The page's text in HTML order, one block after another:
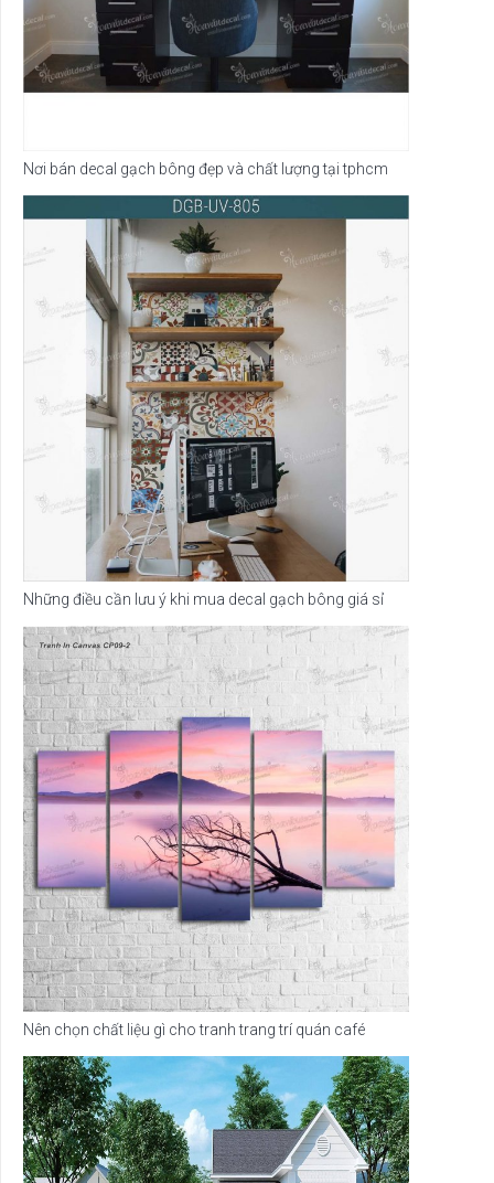
Nơi bán decal gạch bông đẹp và chất lượng tại tphcm
Những điều cần lưu ý khi mua decal gạch bông giá sỉ
Nên chọn chất liệu gì cho tranh trang trí quán café